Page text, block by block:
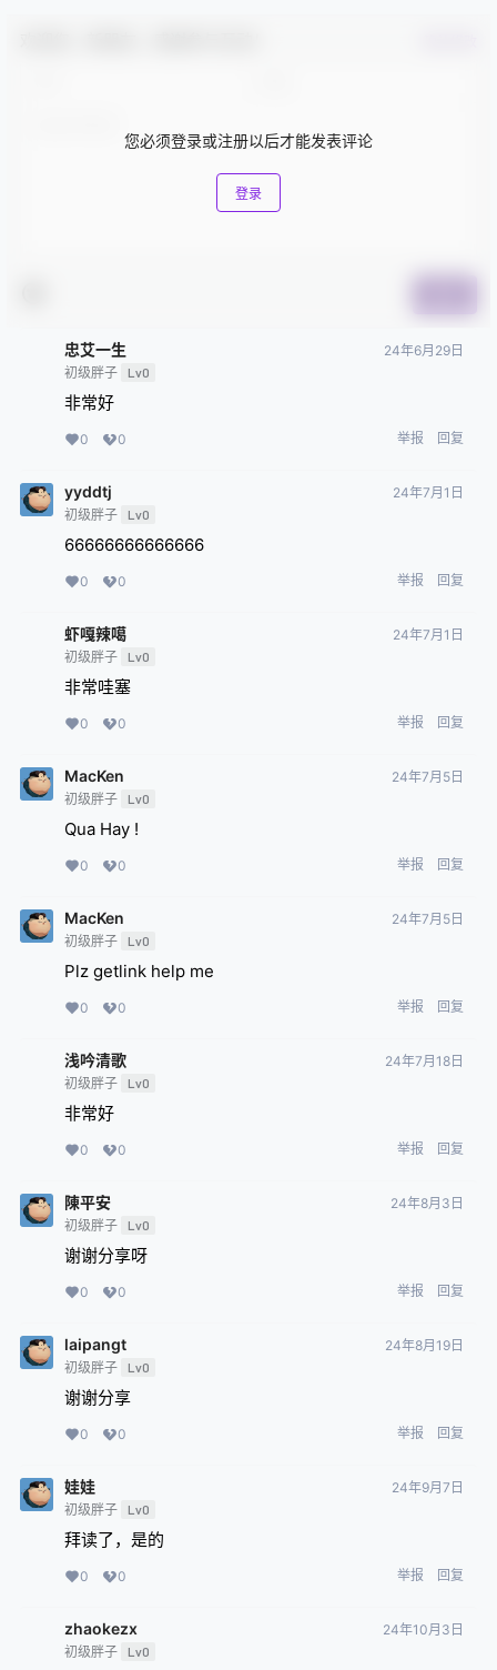
您必须登录或注册以后才能发表评论
登录
忠艾一生
初级胖子 Lv0
24年6月29日
非常好
0 0 举报 回复
yyddtj
初级胖子 Lv0
24年7月1日
66666666666666
0 0 举报 回复
虾嘎辣噶
初级胖子 Lv0
24年7月1日
非常哇塞
0 0 举报 回复
MacKen
初级胖子 Lv0
24年7月5日
Qua Hay !
0 0 举报 回复
MacKen
初级胖子 Lv0
24年7月5日
Plz getlink help me
0 0 举报 回复
浅吟清歌
初级胖子 Lv0
24年7月18日
非常好
0 0 举报 回复
陳平安
初级胖子 Lv0
24年8月3日
谢谢分享呀
0 0 举报 回复
laipangt
初级胖子 Lv0
24年8月19日
谢谢分享
0 0 举报 回复
娃娃
初级胖子 Lv0
24年9月7日
拜读了，是的
0 0 举报 回复
zhaokezx
初级胖子 Lv0
24年10月3日